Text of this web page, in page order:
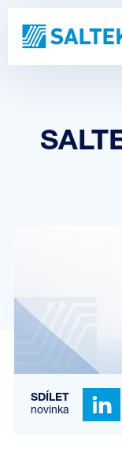
SDÍLET
novinka